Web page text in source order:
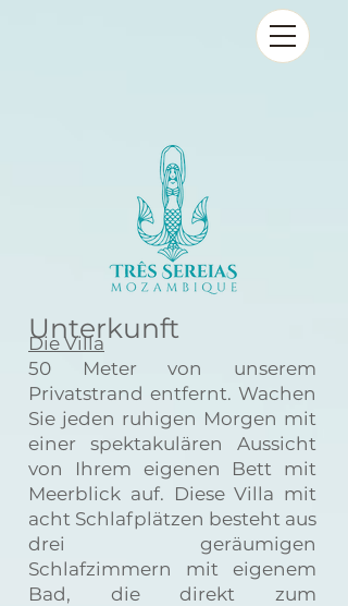
Die Villa
50 Meter von unserem
Privatstrand entfernt. Wachen
Sie jeden ruhigen Morgen mit
einer spektakulären Aussicht
von Ihrem eigenen Bett mit
Meerblick auf. Diese Villa mit
acht Schlafplätzen besteht aus
drei geräumigen
Schlafzimmern mit eigenem
Bad, die direkt zum
Unterkunft